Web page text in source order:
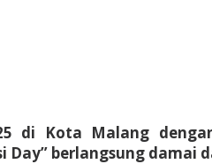
di Kota Malang
Day” berlangsung damai